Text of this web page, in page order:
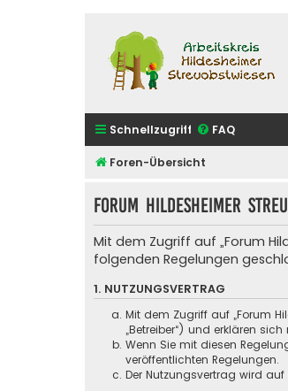
Schnellzugriff FAQ
Foren-Übersicht
Forum Hildesheimer
Mit dem Zugriff auf „Forum
folgenden Regelungen
1. NUTZUNGSVERTRAG
Mit dem Zugriff auf „Forum
„Betreiber“) und erklären
Wenn Sie mit diesen
veröffentlichten Regelungen.
Der Nutzungsvertrag wird